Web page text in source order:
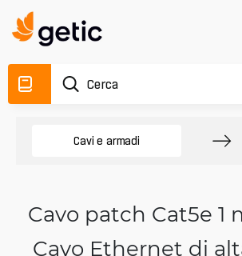
Cavi e armadi
Cavo patch Cat5e 1
Cavo Ethernet di